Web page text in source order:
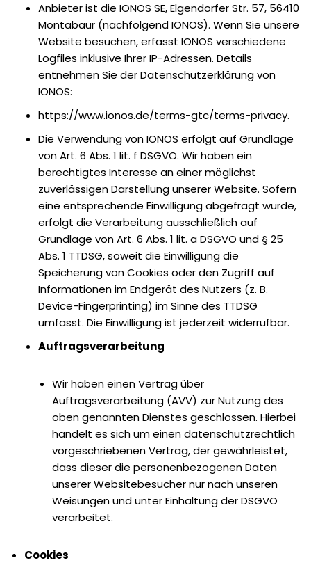
Anbieter ist die IONOS SE, Elgendorfer Str. 57, 56410
Montabaur (nachfolgend IONOS). Wenn Sie unsere
Website besuchen, erfasst IONOS verschiedene
Logfiles inklusive Ihrer IP-Adressen. Details
entnehmen Sie der Datenschutzerklärung von
IONOS:
https://www.ionos.de/terms-gtc/terms-privacy.
Die Verwendung von IONOS erfolgt auf Grundlage
von Art. 6 Abs. 1 lit. f DSGVO. Wir haben ein
berechtigtes Interesse an einer möglichst
zuverlässigen Darstellung unserer Website. Sofern
eine entsprechende Einwilligung abgefragt wurde,
erfolgt die Verarbeitung ausschließlich auf
Grundlage von Art. 6 Abs. 1 lit. a DSGVO und § 25
Abs. 1 TTDSG, soweit die Einwilligung die
Speicherung von Cookies oder den Zugriff auf
Informationen im Endgerät des Nutzers (z. B.
Device-Fingerprinting) im Sinne des TTDSG
umfasst. Die Einwilligung ist jederzeit widerrufbar.
Auftragsverarbeitung
Wir haben einen Vertrag über
Auftragsverarbeitung (AVV) zur Nutzung des
oben genannten Dienstes geschlossen. Hierbei
handelt es sich um einen datenschutzrechtlich
vorgeschriebenen Vertrag, der gewährleistet,
dass dieser die personenbezogenen Daten
unserer Websitebesucher nur nach unseren
Weisungen und unter Einhaltung der DSGVO
verarbeitet.
Cookies